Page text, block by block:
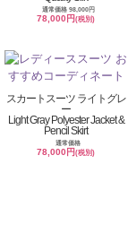
通常価格 98,000円
78,000円(税別)
スカートスーツ ライトグレ
ー
Light Gray Polyester Jacket &
Pencil Skirt
通常価格
78,000円(税別)